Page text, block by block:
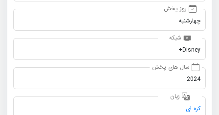
روز پخش
چهارشنبه
شبکه
Disney+
سال های پخش
2024
زبان
کره ای